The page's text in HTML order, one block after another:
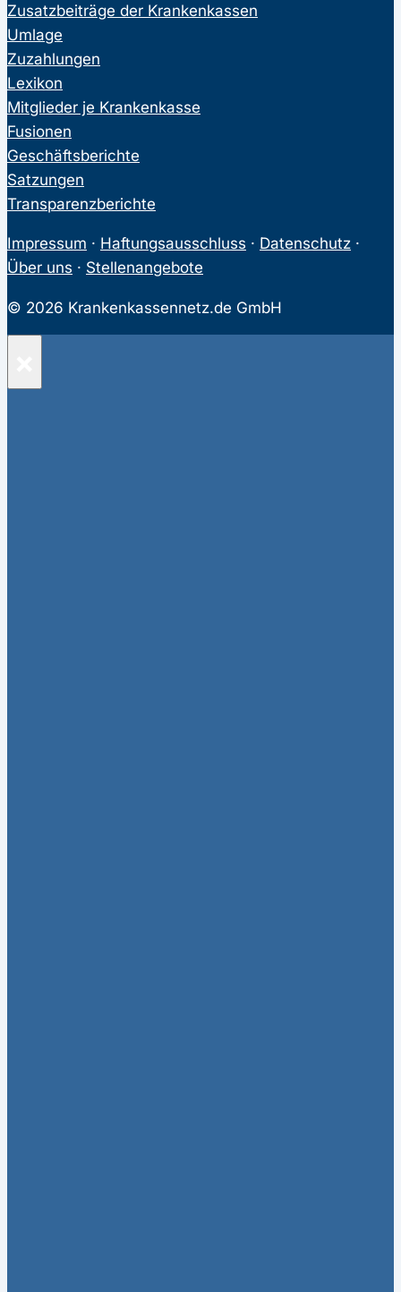
Zusatzbeiträge der Krankenkassen
Umlage
Zuzahlungen
Lexikon
Mitglieder je Krankenkasse
Fusionen
Geschäftsberichte
Satzungen
Transparenzberichte
Impressum · Haftungsausschluss · Datenschutz ·
Über uns · Stellenangebote
© 2026 Krankenkassennetz.de GmbH